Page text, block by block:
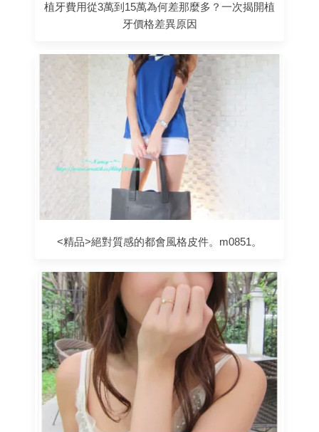
植牙費用從3萬到15萬為何差那麼多？一次揭開植
牙價格差異原因
<精品>絕對質感的都會風格皮件。m0851。